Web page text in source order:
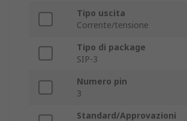
Tipo uscita
Corrente/tensione
Tipo di package
SIP-3
Numero pin
3
Standard/Approvazioni